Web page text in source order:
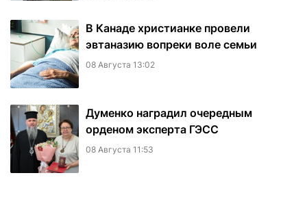
В Канаде христианке провели
эвтаназию вопреки воле семьи
08 Августа 13:02
Думенко наградил очередным
орденом эксперта ГЭСС
08 Августа 11:53